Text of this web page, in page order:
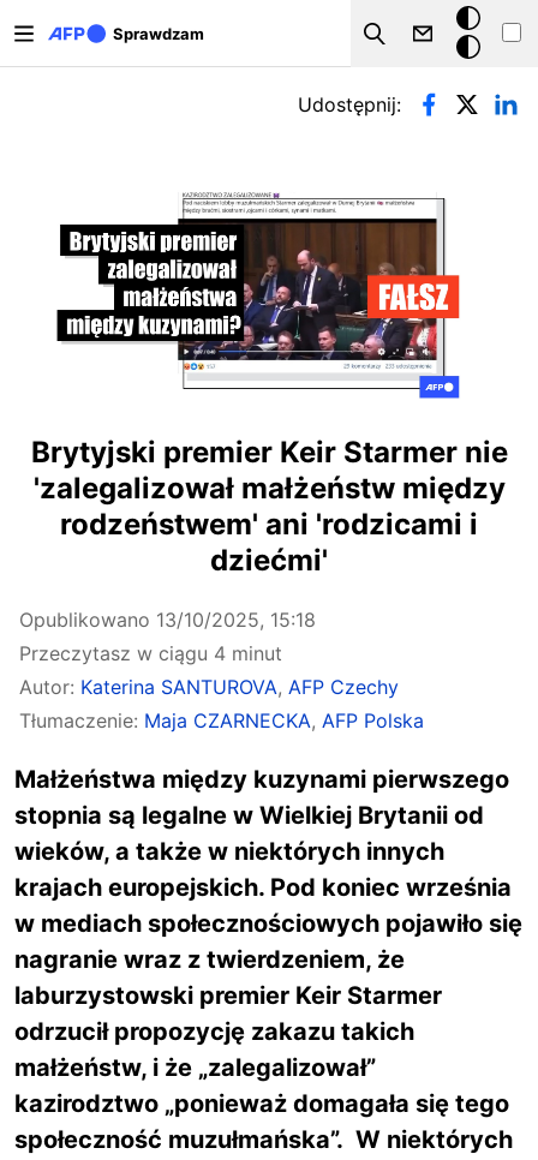
Sprawdzam
Szukaj
Tryb
ciemny
Zakładki podstawowe
Udostępnij:
Brytyjski premier Keir Starmer nie
'zalegalizował małżeństw między
rodzeństwem' ani 'rodzicami i
dziećmi'
Opublikowano 13/10/2025, 15:18
Przeczytasz w ciągu 4 minut
Autor: Katerina SANTUROVA, AFP Czechy
Tłumaczenie: Maja CZARNECKA, AFP Polska
Małżeństwa między kuzynami pierwszego
stopnia są legalne w Wielkiej Brytanii od
wieków, a także w niektórych innych
krajach europejskich. Pod koniec września
w mediach społecznościowych pojawiło się
nagranie wraz z twierdzeniem, że
laburzystowski premier Keir Starmer
odrzucił propozycję zakazu takich
małżeństw, i że „zalegalizował”
kazirodztwo „ponieważ domagała się tego
społeczność muzułmańska”. W niektórych